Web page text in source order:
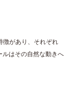
徴があり、それぞれ
ルはその自然な動きへ